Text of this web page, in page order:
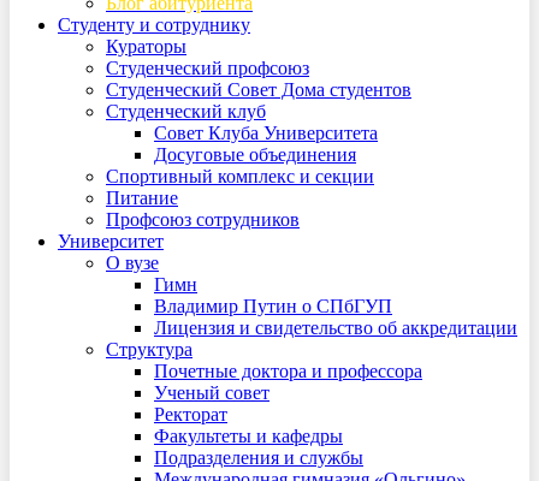
Студенту и сотруднику
Кураторы
Студенческий профсоюз
Студенческий Совет Дома студентов
Студенческий клуб
Совет Клуба Университета
Досуговые объединения
Спортивный комплекс и секции
Питание
Профсоюз сотрудников
Университет
О вузе
Гимн
Владимир Путин о СПбГУП
Лицензия и свидетельство об аккредитации
Структура
Почетные доктора и профессора
Ученый совет
Ректорат
Факультеты и кафедры
Подразделения и службы